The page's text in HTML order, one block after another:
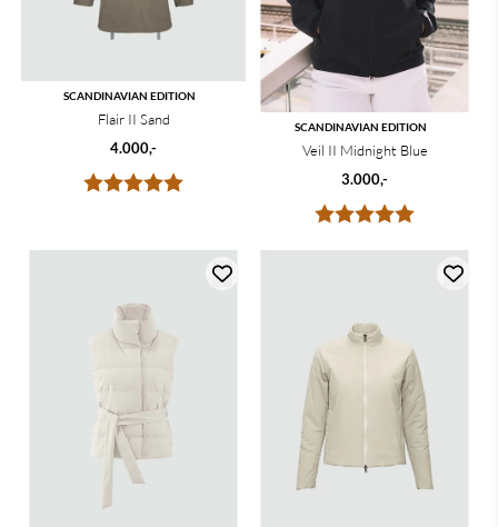
Karakter:
SCANDINAVIAN EDITION
Flair II Sand
4.000,-
Karakter:
SCANDINAVIAN EDITION
Veil II Midnight Blue
3.000,-